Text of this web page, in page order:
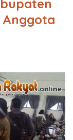
Anggota